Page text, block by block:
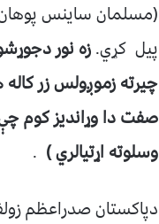
(مسلمان ساينس پوهان
پيل کړي.زه نور
چيرته زموږولس زر
صفت دا وړانديز کوم
وسلوته اړتیالري ) .
دپاکستان صدراعظم